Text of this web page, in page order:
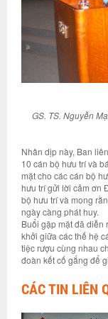
GS. TS. Nguyễn
Nhân dịp này, Ban
10 cán bộ hưu trí và
mặt cho các cán bộ
hưu trí gửi lời cảm ơn
bộ hưu trí và mong
ngày càng phát huy.
Buổi gặp mặt đã diễn
khởi giữa các thế hệ
tiệc rượu cùng nhau
đoàn kết cố gắng để
CÁC TIN LIÊN